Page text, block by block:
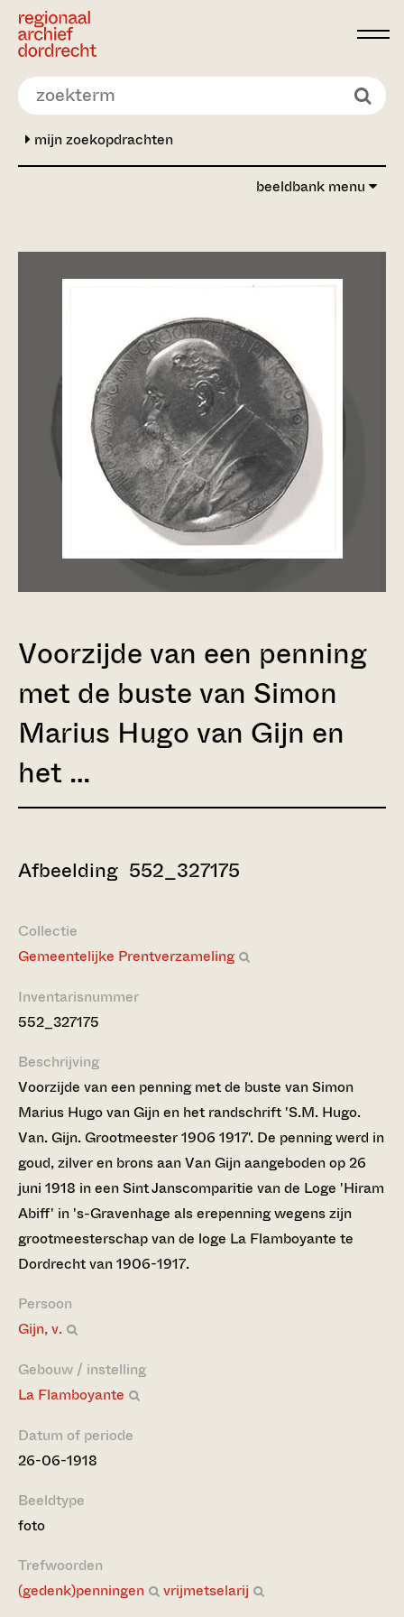
Ga direct naar de inhoud
mijn zoekopdrachten
beeldbank menu
Voorzijde van een penning
met de buste van Simon
Marius Hugo van Gijn en
het …
Afbeelding 552_327175
Collectie
Gemeentelijke Prentverzameling
Inventarisnummer
552_327175
Beschrijving
Voorzijde van een penning met de buste van Simon
Marius Hugo van Gijn en het randschrift 'S.M. Hugo.
Van. Gijn. Grootmeester 1906 1917'. De penning werd in
goud, zilver en brons aan Van Gijn aangeboden op 26
juni 1918 in een Sint Janscomparitie van de Loge 'Hiram
Abiff' in 's-Gravenhage als erepenning wegens zijn
grootmeesterschap van de loge La Flamboyante te
Dordrecht van 1906-1917.
Persoon
Gijn, v.
Gebouw / instelling
La Flamboyante
Datum of periode
26-06-1918
Beeldtype
foto
Trefwoorden
(gedenk)penningen
vrijmetselarij